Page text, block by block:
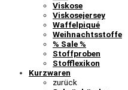
Viskose
Viskosejersey
Waffelpiqué
Weihnachtsstoffe
% Sale %
Stoffproben
Stofflexikon
Kurzwaren
zurück